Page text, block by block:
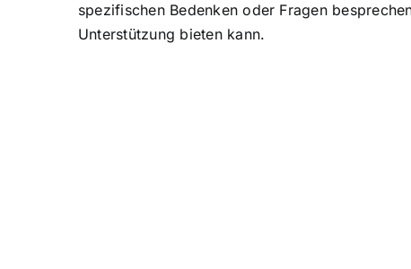
spezifischen Bedenken oder Fragen
Unterstützung bieten kann.